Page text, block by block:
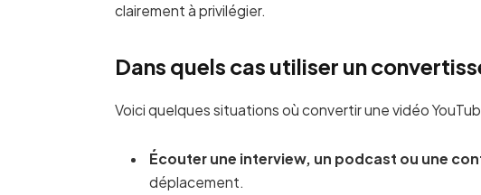
clairement à privilégier.
Dans quels cas utiliser un
Voici quelques situations où convertir une vidéo
Écouter une interview, un podcast ou une
déplacement.